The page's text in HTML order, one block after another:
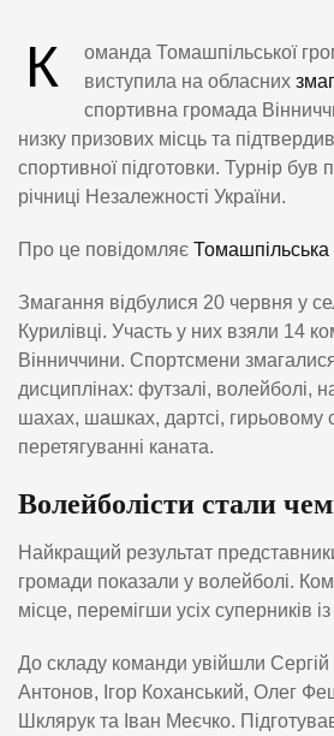
К
оманда Томашпільської
виступила на обласних
спортивна громада
низку призових місць та
спортивної підготовки. Турнір був
річниці Незалежності України.
Про це повідомляє
Змагання відбулися 20 червня у
Курилівці. Участь у них взяли 14
Вінниччини. Спортсмени
дисциплінах: футзалі, волейболі,
шахах, шашках, дартсі, гирьовому
перетягуванні каната.
Волейболісти стали
Найкращий результат
громади показали у волейболі.
місце, перемігши усіх суперників
До складу команди увійшли Сергій
Антонов, Ігор Коханський, Олег
Шклярук та Іван Меєчко.